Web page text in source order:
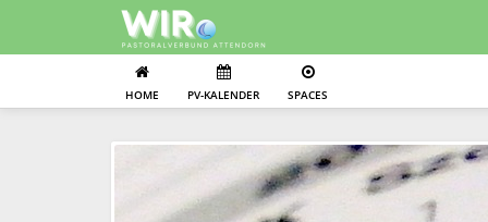
HOME PV-KALENDER SPACES